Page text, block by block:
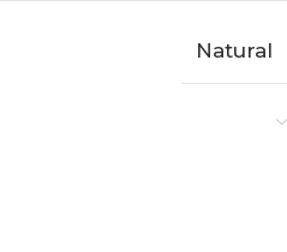
Natural